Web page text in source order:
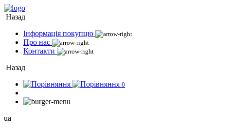
Назад
Інформація покупцю
Про нас
Контакти
Назад
0
ua